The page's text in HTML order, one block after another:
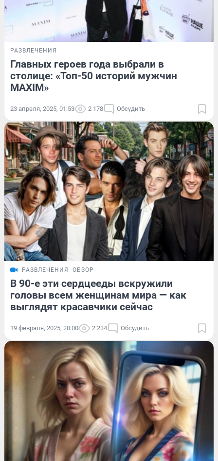
РАЗВЛЕЧЕНИЯ
Главных героев года выбрали в
столице: «Топ-50 историй мужчин
MAXIM»
23 апреля, 2025, 01:53 2 178 Обсудить
РАЗВЛЕЧЕНИЯ ОБЗОР
В 90-е эти сердцееды вскружили
головы всем женщинам мира — как
выглядят красавчики сейчас
19 февраля, 2025, 20:00 2 234 Обсудить